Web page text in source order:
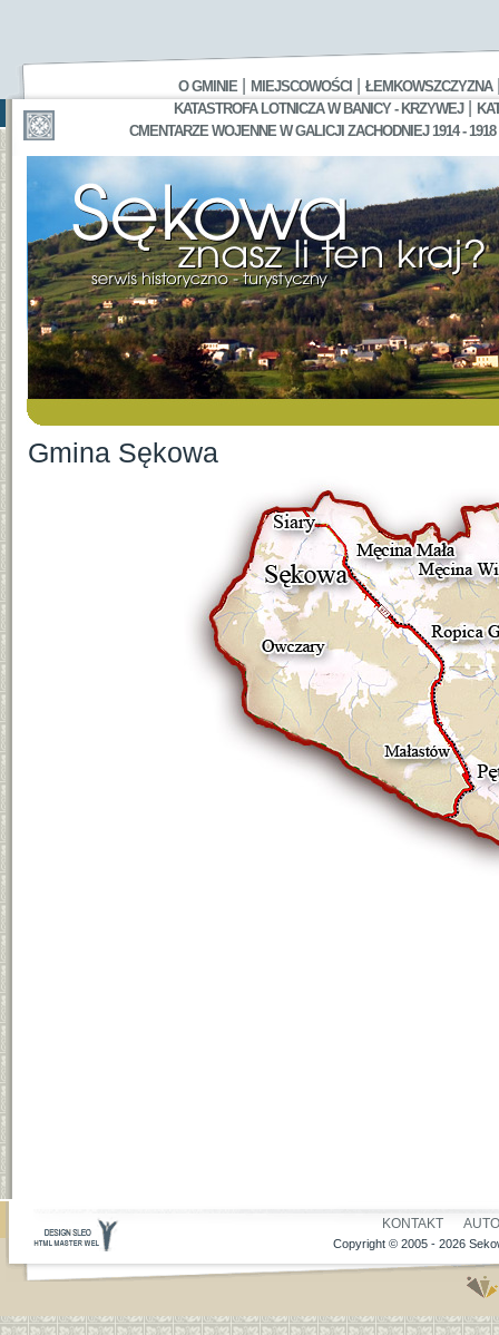
O GMINIE MIEJSCOWOŚCI ŁEMKOWSZCZYZNA
KATASTROFA LOTNICZA W BANICY - KRZYWEJ|
CMENTARZE WOJENNE W GALICJI ZACHODNIEJ 1914 - 1918
Gmina Sękowa
KONTAKT
Copyright © 2005 - 2026